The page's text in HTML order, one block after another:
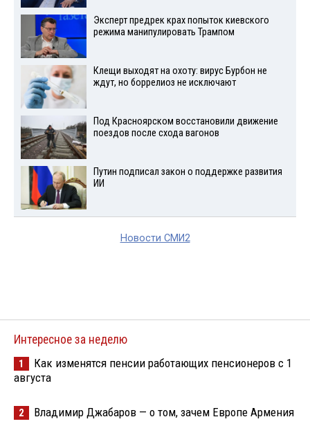
Эксперт предрек крах попыток киевского
режима манипулировать Трампом
Клещи выходят на охоту: вирус Бурбон не
ждут, но боррелиоз не исключают
Под Красноярском восстановили движение
поездов после схода вагонов
Путин подписал закон о поддержке развития
ИИ
Новости СМИ2
Интересное за неделю
1
Как изменятся пенсии работающих пенсионеров с 1
августа
2 Владимир Джабаров — о том, зачем Европе Армения